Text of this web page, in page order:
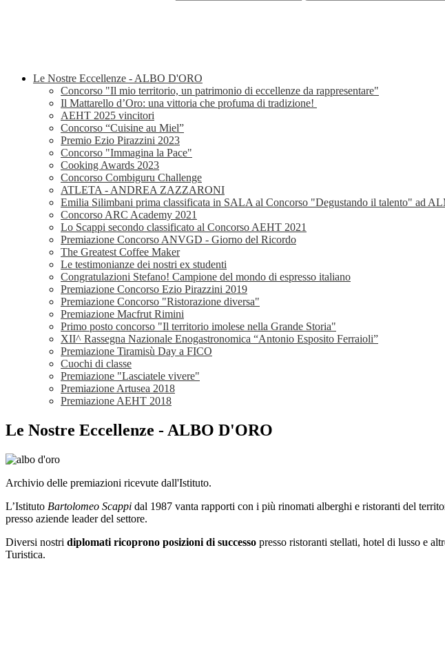
Le Nostre Eccellenze - ALBO D'ORO
Concorso "Il mio territorio, un patrimonio di eccellenze da rappresentare"
Il Mattarello d’Oro: una vittoria che profuma di tradizione!
AEHT 2025 vincitori
Concorso “Cuisine au Miel”
Premio Ezio Pirazzini 2023
Concorso "Immagina la Pace"
Cooking Awards 2023
Concorso Combiguru Challenge
ATLETA - ANDREA ZAZZARONI
Emilia Silimbani prima classificata in SALA al Concorso "Degustando il talento" ad
Concorso ARC Academy 2021
Lo Scappi secondo classificato al Concorso AEHT 2021
Premiazione Concorso ANVGD - Giorno del Ricordo
The Greatest Coffee Maker
Le testimonianze dei nostri ex studenti
Congratulazioni Stefano! Campione del mondo di espresso italiano
Premiazione Concorso Ezio Pirazzini 2019
Premiazione Concorso "Ristorazione diversa"
Premiazione Macfrut Rimini
Primo posto concorso "Il territorio imolese nella Grande Storia"
XII^ Rassegna Nazionale Enogastronomica “Antonio Esposito Ferraioli”
Premiazione Tiramisù Day a FICO
Cuochi di classe
Premiazione "Lasciatele vivere"
Premiazione Artusea 2018
Premiazione AEHT 2018
Le Nostre Eccellenze - ALBO D'ORO
Archivio delle premiazioni ricevute dall'Istituto.
L’Istituto Bartolomeo Scappi dal 1987 vanta rapporti con i più rinomati alberghi e ristoranti del
presso aziende leader del settore.
Diversi nostri diplomati ricoprono posizioni di successo presso ristoranti stellati, hotel di lusso e
Turistica.